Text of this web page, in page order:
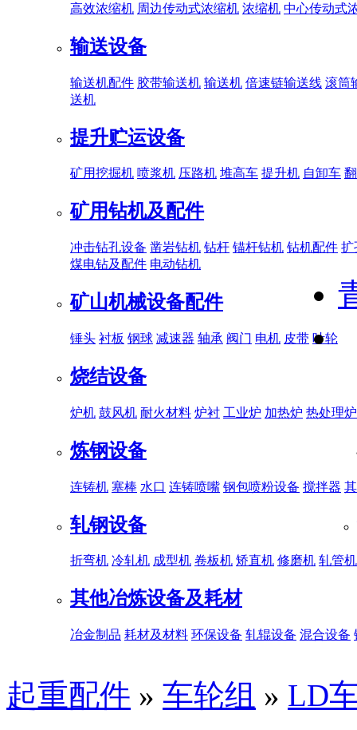
高效浓缩机 周边传动式浓缩机 浓缩机 中心传动式
输送设备
输送机配件 胶带输送机 输送机 倍速链输送线 滚筒
送机
提升贮运设备
矿用挖掘机 喷浆机 压路机 堆高车 提升机 自卸车
矿用钻机及配件
冲击钻孔设备 凿岩钻机 钻杆 锚杆钻机 钻机配件 扩
煤电钻及配件 电动钻机
矿山机械设备配件
锤头 衬板 钢球 减速器 轴承 阀门 电机 皮带 叶轮
烧结设备
炉机 鼓风机 耐火材料 炉衬 工业炉 加热炉 热处理炉
炼钢设备
连铸机 塞棒 水口 连铸喷嘴 钢包喷粉设备 搅拌器
轧钢设备
折弯机 冷轧机 成型机 卷板机 矫直机 修磨机 轧管机
其他冶炼设备及耗材
冶金制品 耗材及材料 环保设备 轧辊设备 混合设备
起重配件 » 车轮组 » LD